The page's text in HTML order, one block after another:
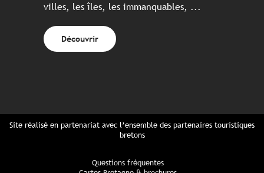
villes, les îles, les immanquables, ...
Découvrir
Site réalisé en partenariat avec l’ensemble des partenaires touristiques
bretons
Questions fréquentes